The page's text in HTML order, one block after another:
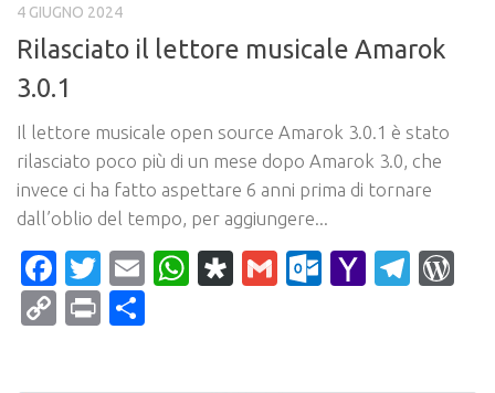
4 GIUGNO 2024
Rilasciato il lettore musicale Amarok
3.0.1
Il lettore musicale open source Amarok 3.0.1 è stato
rilasciato poco più di un mese dopo Amarok 3.0, che
invece ci ha fatto aspettare 6 anni prima di tornare
dall’oblio del tempo, per aggiungere...
Facebook
Twitter
EmailWhatsApp
Diaspora
Gmail Yahoo
CopyPrint